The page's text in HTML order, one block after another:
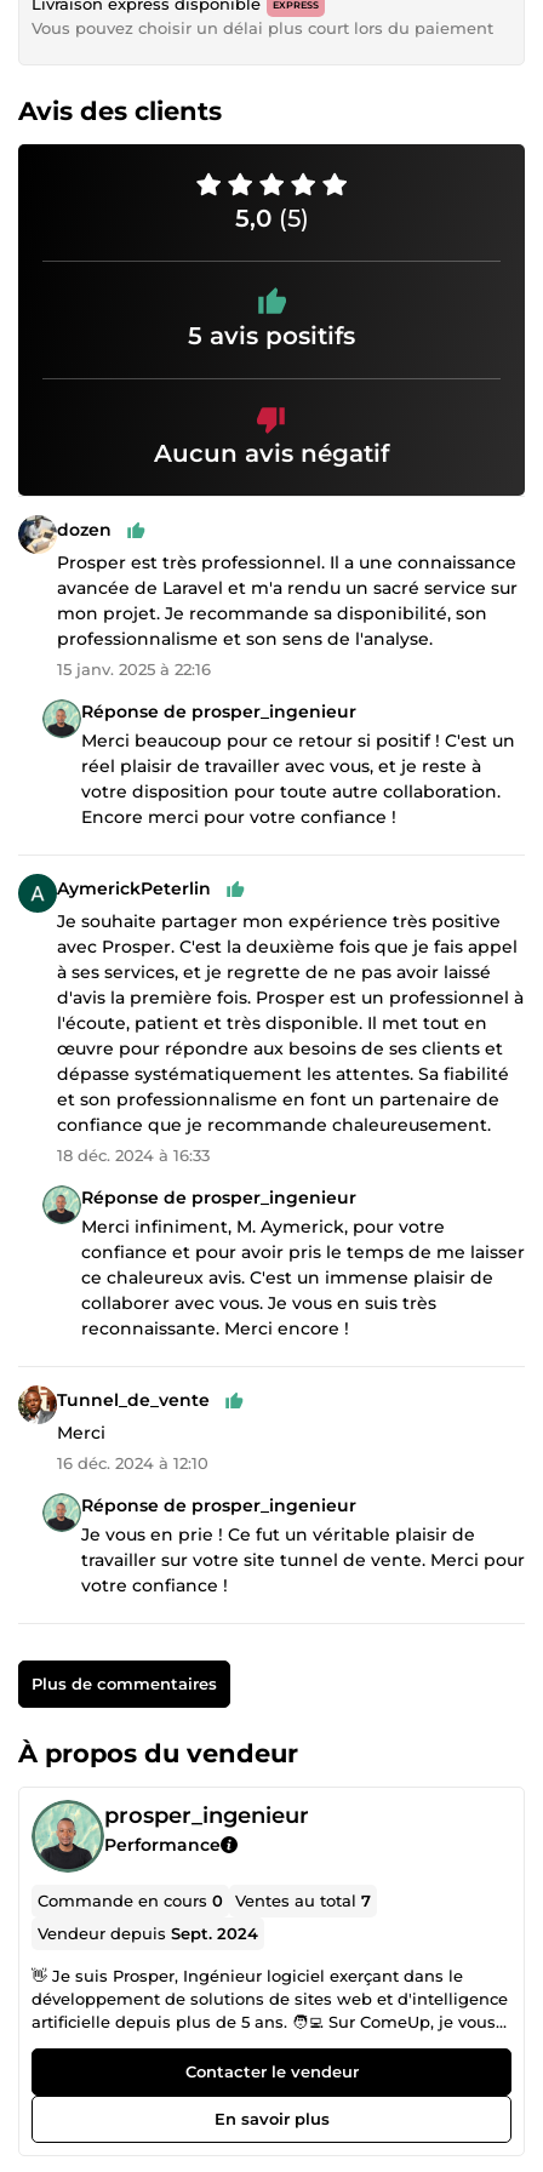
EXPRESS
Vous pouvez choisir un délai plus court lors du paiement
Avis des clients
5,0 (5)
5 avis positifs
Aucun avis négatif
dozen
Prosper est très professionnel. Il a une connaissance
avancée de Laravel et m'a rendu un sacré service sur
mon projet. Je recommande sa disponibilité, son
professionnalisme et son sens de l'analyse.
15 janv. 2025 à 22:16
Réponse de prosper_ingenieur
Merci beaucoup pour ce retour si positif ! C'est un
réel plaisir de travailler avec vous, et je reste à
votre disposition pour toute autre collaboration.
Encore merci pour votre confiance !
AymerickPeterlin
Je souhaite partager mon expérience très positive
avec Prosper. C'est la deuxième fois que je fais appel
à ses services, et je regrette de ne pas avoir laissé
d'avis la première fois. Prosper est un professionnel à
l'écoute, patient et très disponible. Il met tout en
œuvre pour répondre aux besoins de ses clients et
dépasse systématiquement les attentes. Sa fiabilité
et son professionnalisme en font un partenaire de
confiance que je recommande chaleureusement.
18 déc. 2024 à 16:33
Réponse de prosper_ingenieur
Merci infiniment, M. Aymerick, pour votre
confiance et pour avoir pris le temps de me laisser
ce chaleureux avis. C'est un immense plaisir de
collaborer avec vous. Je vous en suis très
reconnaissante. Merci encore !
Tunnel_de_vente
Merci
16 déc. 2024 à 12:10
Réponse de prosper_ingenieur
Je vous en prie ! Ce fut un véritable plaisir de
travailler sur votre site tunnel de vente. Merci pour
votre confiance !
Plus de commentaires
À propos du vendeur
prosper_ingenieur
Performance
Commande en cours0 Ventes au total7
Vendeur depuisSept. 2024
👋 Je suis Prosper, Ingénieur logiciel exerçant dans le
développement de solutions de sites web et d'intelligence
artificielle depuis plus de 5 ans. 🧑‍💻 Sur ComeUp, je vous
propose mes services en tant que développeur web full-
stack pour vous accompagner dans la réussite de votre
projet. De la conception au déploiement, en passant par le
développement et le suivi, je veille à créer un site web ou
une application web SaaS performante et adaptée à vos
Contacter le vendeur
En savoir plus